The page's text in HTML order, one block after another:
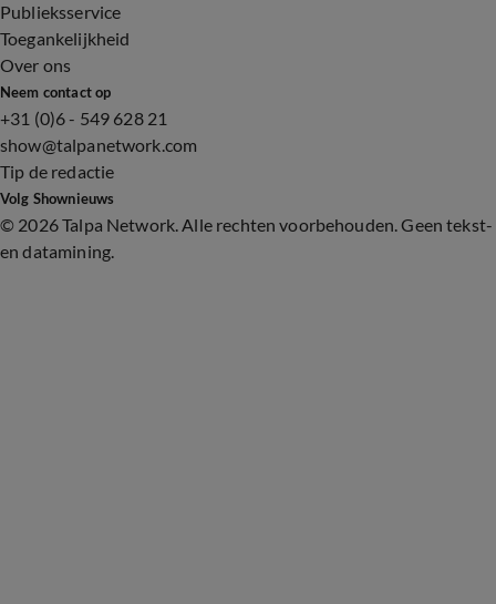
Publieksservice
Toegankelijkheid
Over ons
Neem contact op
+31 (0)6 - 549 628 21
show@talpanetwork.com
Tip de redactie
Volg Shownieuws
© 2026 Talpa Network. Alle rechten voorbehouden. Geen tekst-
en datamining.